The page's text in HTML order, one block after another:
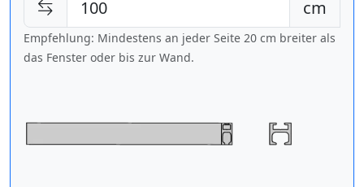
cm
Empfehlung: Mindestens an jeder Seite 20 cm breiter als
das Fenster oder bis zur Wand.